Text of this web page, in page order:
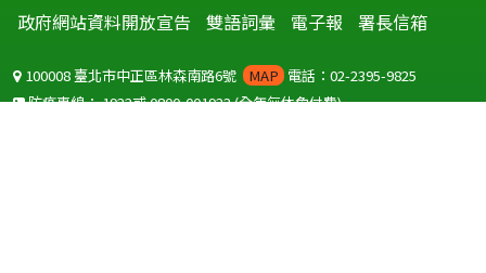
政府網站資料開放宣告
雙語詞彙 電子報 署長信箱
100008 臺北市中正區林森南路6號 MAP 電話：02-2395-9825
防疫專線：1922或0800-001922(全年無休免付費)